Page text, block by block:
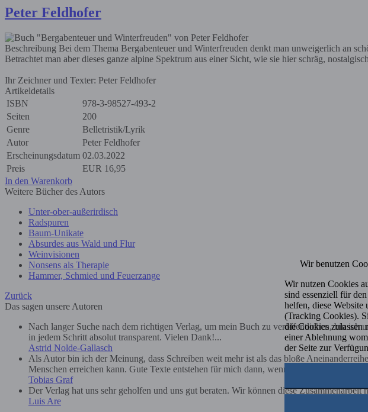
Peter Feldhofer
Beschreibung Bei dem Thema Bergabenteuer und Winterfreuden denkt man unweigerlich an
Betrachtet man aber dieses ganze alpine Spektrum aus einer Sicht, wie sie hier schräg,
Ihr Zeichner und Texter: Peter Feldhofer
Artikeldetails
ISBN
978-3-98527-493-2
Seiten
200
Genre
Belletristik/Lyrik
Autor
Peter Feldhofer
Erscheinungsdatum 02.03.2022
Preis
EUR 16,95
In den Warenkorb
Weitere Bücher des Autors
Unter-ober-außerirdisch
Radspuren
Baum-Unikate
Absurdes aus Wald und Flur
Weinvisionen
Nonsens als Therapie
Hammer, Schmied und Feuerzange
Zurück
Das sagen unsere Autoren
Nach langer Suche nach dem richtigen Verlag, um mein Buch zu veröffentlichen, bin ich
in jedem Schritt absolut transparent. Vielen Dank!...
Astrid Nolde-Gallasch
Als Autor bin ich der Meinung, dass Schreiben weit mehr ist als das bloße
Menschen erreichen kann. Gute Texte entstehen für mich dann, wenn Ehrlichkeit und
Tobias Graf
Der Verlag hat uns sehr geholfen und uns gut beraten. Wir können diese Zusammenarbeit
Luis Are
Wir benutzen
Wir nutzen Cookies
sind essenziell für
helfen, diese Website
(Tracking Cookies).
die Cookies zulassen
einer Ablehnung
der Seite zur